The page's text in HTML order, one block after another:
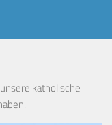
katholische